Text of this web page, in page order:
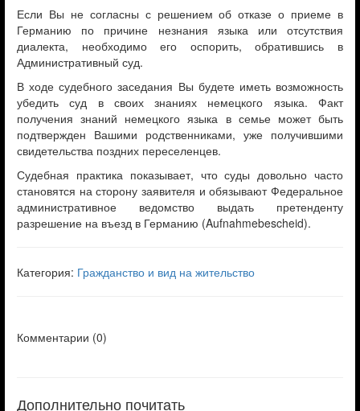
Если Вы не согласны с решением об отказе о приеме в
Германию по причине незнания языка или отсутствия
диалекта, необходимо его оспорить, обратившись в
Административный суд.
В ходе судебного заседания Вы будете иметь возможность
убедить суд в своих знаниях немецкого языка. Факт
получения знаний немецкого языка в семье может быть
подтвержден Вашими родственниками, уже получившими
свидетельства поздних переселенцев.
Судебная практика показывает, что суды довольно часто
становятся на сторону заявителя и обязывают Федеральное
административное ведомство выдать претенденту
разрешение на въезд в Германию (Aufnahmebescheid).
Категория: Гражданство и вид на жительство
Комментарии (0)
Дополнительно почитать